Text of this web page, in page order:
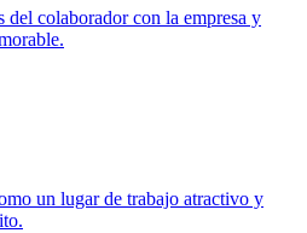
del colaborador con la empresa y
un lugar de trabajo atractivo y